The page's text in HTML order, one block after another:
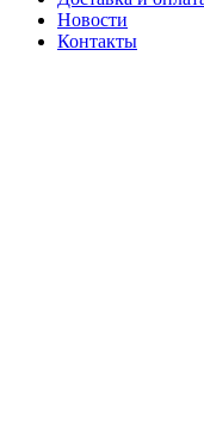
Новости
Контакты